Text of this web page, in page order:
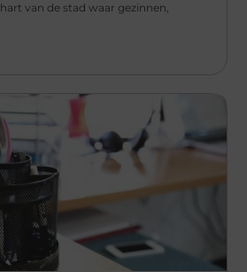
van de stad waar gezinnen,